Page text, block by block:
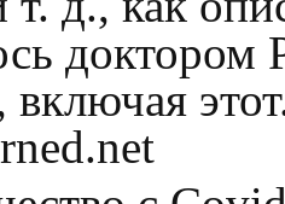
доктором
включая